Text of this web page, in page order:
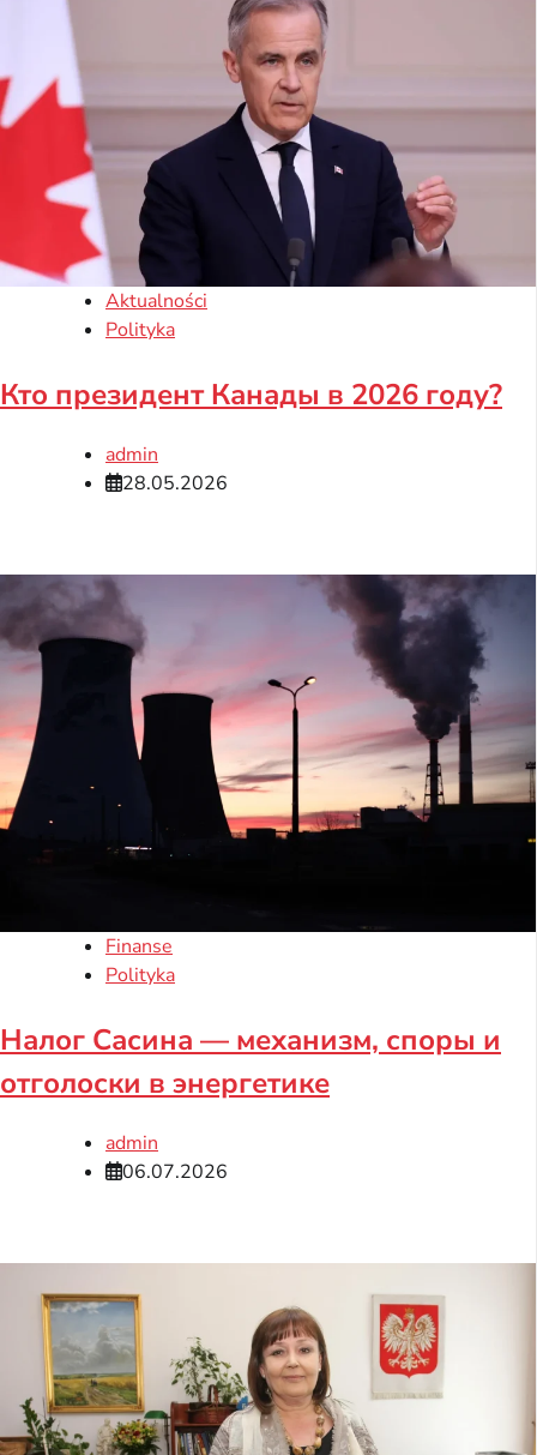
Aktualności
Polityka
Кто президент Канады в 2026 году?
admin
28.05.2026
Finanse
Polityka
Налог Сасина — механизм, споры и
отголоски в энергетике
admin
06.07.2026